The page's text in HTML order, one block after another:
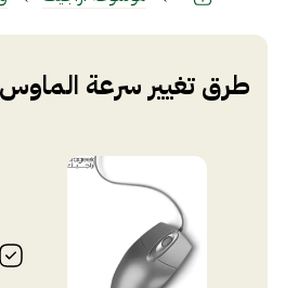
طرق تغيير سرعة الماوس